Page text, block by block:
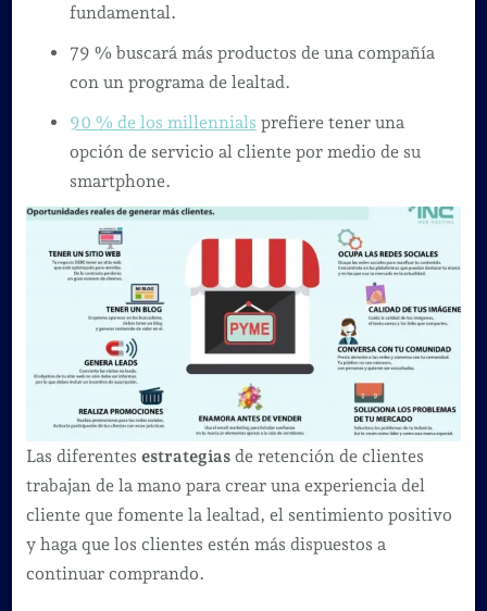
fundamental.
79 % buscará más productos de una compañía
con un programa de lealtad.
90 % de los millennials prefiere tener una
opción de servicio al cliente por medio de su
smartphone.
Las diferentes estrategiasde retención de clientes
trabajan de la mano para crear una experiencia del
cliente que fomente la lealtad, el sentimiento positivo
y haga que los clientes estén más dispuestos a
continuar comprando.